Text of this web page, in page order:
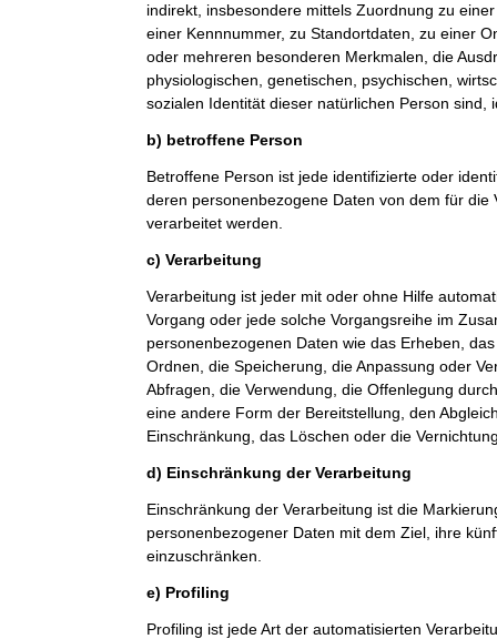
indirekt, insbesondere mittels Zuordnung zu
einer Kennnummer, zu Standortdaten, zu einer
oder mehreren besonderen Merkmalen, die
physiologischen, genetischen, psychischen,
sozialen Identität dieser natürlichen Person sind,
b) betroffene Person
Betroffene Person ist jede identifizierte oder
deren personenbezogene Daten von dem für die
verarbeitet werden.
c) Verarbeitung
Verarbeitung ist jeder mit oder ohne Hilfe
Vorgang oder jede solche Vorgangsreihe im
personenbezogenen Daten wie das Erheben,
Ordnen, die Speicherung, die Anpassung oder
Abfragen, die Verwendung, die Offenlegung
eine andere Form der Bereitstellung, den
Einschränkung, das Löschen oder die
d) Einschränkung der Verarbeitung
Einschränkung der Verarbeitung ist die
personenbezogener Daten mit dem Ziel, ihre
einzuschränken.
e) Profiling
Profiling ist jede Art der automatisierten